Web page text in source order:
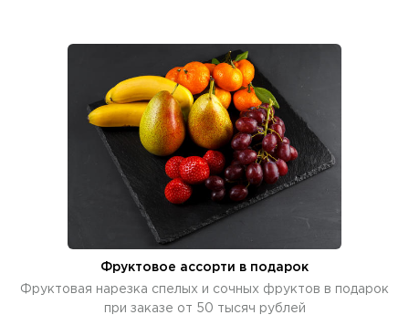
Фруктовое ассорти в подарок
Фруктовая нарезка спелых и сочных фруктов в подарок
при заказе от 50 тысяч рублей